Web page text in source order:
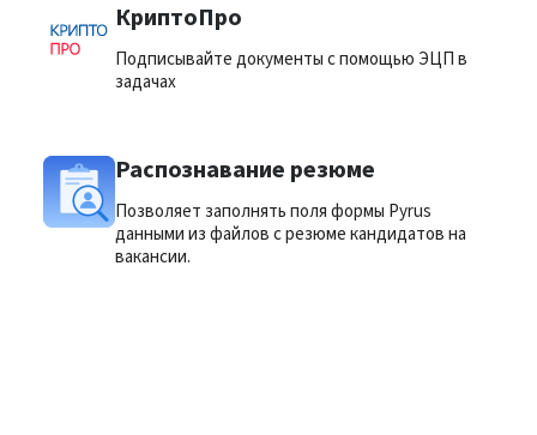
КриптоПро
Подписывайте документы с помощью ЭЦП в
задачах
Распознавание резюме
Позволяет заполнять поля формы Pyrus
данными из файлов с резюме кандидатов на
вакансии.